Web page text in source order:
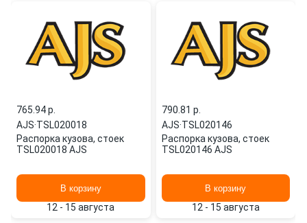
765.94 p.
AJS·TSL020018
Распорка кузова, стоек
TSL020018 AJS
В корзину
12 - 15 августа
790.81 p.
AJS·TSL020146
Распорка кузова, стоек
TSL020146 AJS
В корзину
12 - 15 августа